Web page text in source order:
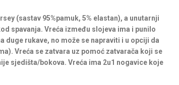
(sastav 95%pamuk, 5% elastan), a unutarnji
spavanja. Vreća između slojeva ima i punilo
rukave, no može se napraviti i u opciji da
Vreća se zatvara uz pomoć zatvarača koji se
sjedišta/bokova. Vreća ima 2u1 nogavice koje